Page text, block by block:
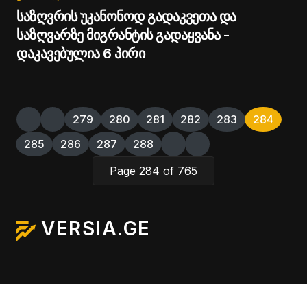
საზღვრის უკანონოდ გადაკვეთა და
საზღვარზე მიგრანტის გადაყვანა -
დაკავებულია 6 პირი
279 280 281 282 283
284
285
286 287
288
Page 284 of 765
VERSIA.GE